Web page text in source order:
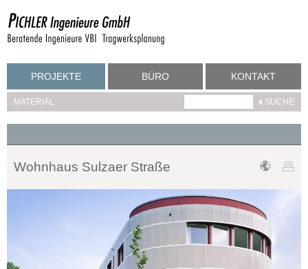
PROJEKTE BÜRO KONTAKT
MATERIAL
Wohnhaus Sulzaer Straße